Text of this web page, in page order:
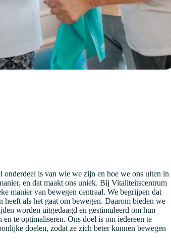
onderdeel is van wie we zijn en hoe we ons uiten in
en dat maakt ons uniek. Bij Vitaliteitscentrum
manier van bewegen centraal. We begrijpen dat
heeft als het gaat om bewegen. Daarom bieden we
worden uitgedaagd en gestimuleerd om hun
te optimaliseren. Ons doel is om iedereen te
doelen, zodat ze zich beter kunnen bewegen